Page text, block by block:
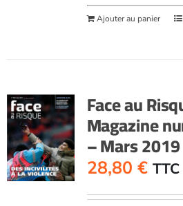
Ajouter au panier
Face au
Magazine
– Mars 2019
28,80 € TTC